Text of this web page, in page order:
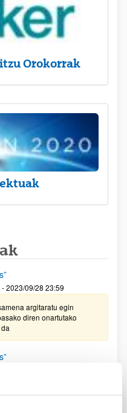
Orokorrak
2023/09/28 23:59
argitaratu egin
diren onartutako